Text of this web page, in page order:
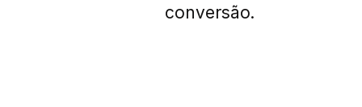
conversão.